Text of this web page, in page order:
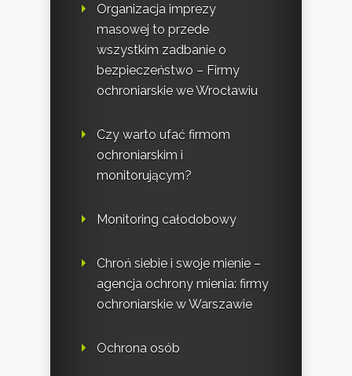
Organizacja imprezy
masowej to przede
wszystkim zadbanie o
bezpieczeństwo – Firmy
ochroniarskie we Wrocławiu
Czy warto ufać firmom
ochroniarskim i
monitorującym?
Monitoring całodobowy
Chroń siebie i swoje mienie –
agencja ochrony mienia: firmy
ochroniarskie w Warszawie
Ochrona osób